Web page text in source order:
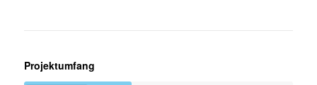
Projektumfang